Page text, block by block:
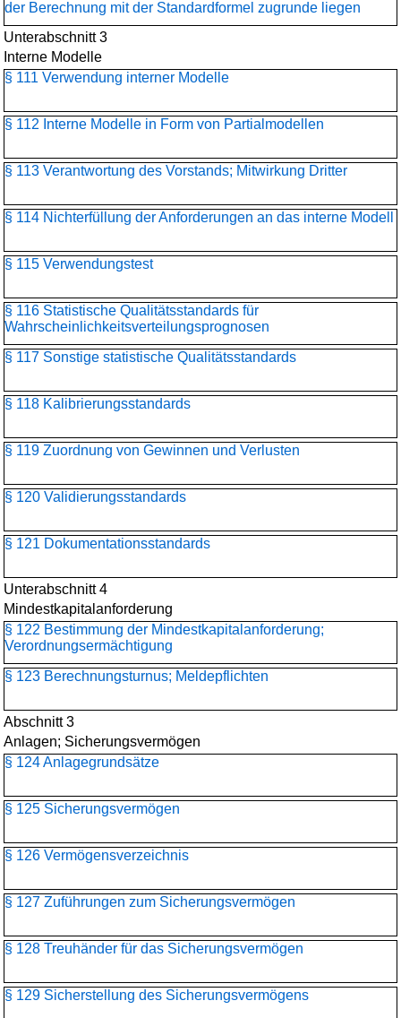
der Berechnung mit der Standardformel zugrunde liegen
Unterabschnitt 3
Interne Modelle
§ 111 Verwendung interner Modelle
§ 112 Interne Modelle in Form von Partialmodellen
§ 113 Verantwortung des Vorstands; Mitwirkung Dritter
§ 114 Nichterfüllung der Anforderungen an das interne Modell
§ 115 Verwendungstest
§ 116 Statistische Qualitätsstandards für
Wahrscheinlichkeitsverteilungs­prognosen
§ 117 Sonstige statistische Qualitätsstandards
§ 118 Kalibrierungsstandards
§ 119 Zuordnung von Gewinnen und Verlusten
§ 120 Validierungsstandards
§ 121 Dokumentationsstandards
Unterabschnitt 4
Mindestkapitalanforderung
§ 122 Bestimmung der Mindestkapitalanforderung;
Verordnungsermächtigung
§ 123 Berechnungsturnus; Meldepflichten
Abschnitt 3
Anlagen; Sicherungsvermögen
§ 124 Anlagegrundsätze
§ 125 Sicherungsvermögen
§ 126 Vermögensverzeichnis
§ 127 Zuführungen zum Sicherungsvermögen
§ 128 Treuhänder für das Sicherungsvermögen
§ 129 Sicherstellung des Sicherungsvermögens